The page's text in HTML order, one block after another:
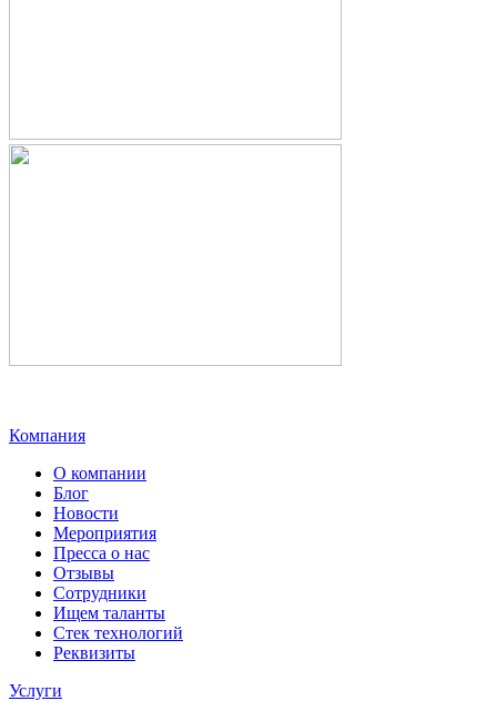
Компания
О компании
Блог
Новости
Мероприятия
Пресса о нас
Отзывы
Сотрудники
Ищем таланты
Стек технологий
Реквизиты
Услуги